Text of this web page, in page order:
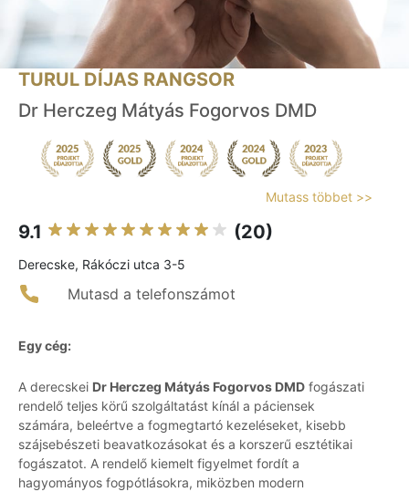
TURUL DÍJAS RANGSOR
Dr Herczeg Mátyás Fogorvos DMD
Mutass többet >>
9.1 (20)
Derecske, Rákóczi utca 3-5
Mutasd a telefonszámot
Egy cég:
A derecskei Dr Herczeg Mátyás Fogorvos DMD fogászati
rendelő teljes körű szolgáltatást kínál a páciensek
számára, beleértve a fogmegtartó kezeléseket, kisebb
szájsebészeti beavatkozásokat és a korszerű esztétikai
fogászatot. A rendelő kiemelt figyelmet fordít a
hagyományos fogpótlásokra, miközben modern